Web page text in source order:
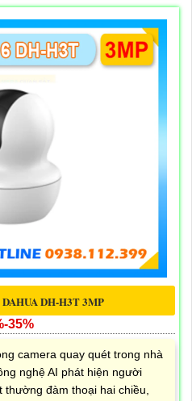
DH-H3T 3MP
35%
camera quay quét trong nhà
nghệ AI phát hiện người
đàm thoại hai chiều,